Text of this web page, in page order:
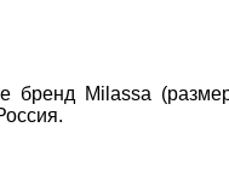
бренд Milassa